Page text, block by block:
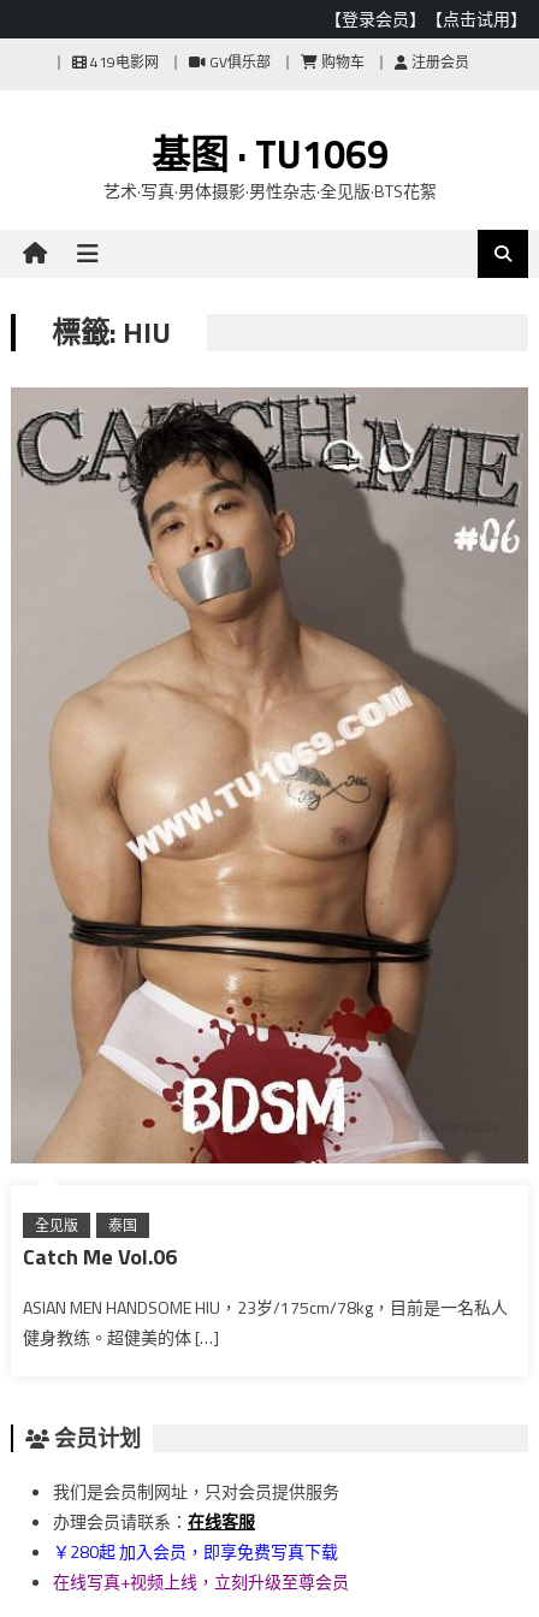
【登录会员】 【点击试用】
419电影网 GV俱乐部 购物车 注册会员
基图 · TU1069
艺术·写真·男体摄影·男性杂志·全见版·BTS花絮
標籤: HIU
全见版 泰国
Catch Me Vol.06
ASIAN MEN HANDSOME HIU，23岁/175cm/78kg，目前是一名私人
健身教练。超健美的体 […]
会员计划
我们是会员制网址，只对会员提供服务
办理会员请联系： 在线客服
￥280起 加入会员，即享免费写真下载
在线写真+视频上线，立刻升级至尊会员